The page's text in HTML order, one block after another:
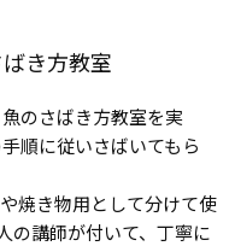
き方教室
のさばき方教室を実
順に従いさばいてもら
焼き物用として分けて使
の講師が付いて、丁寧に